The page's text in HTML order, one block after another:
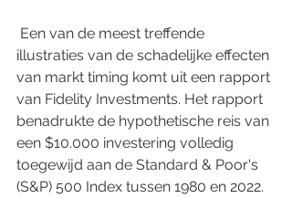
illustraties van de schadelijke effecten
van markt timing komt uit een rapport
van Fidelity Investments. Het rapport
benadrukte de hypothetische reis van
een $10.000 investering volledig
toegewijd aan de Standard & Poor's
(S&P) 500 Index tussen 1980 en 2022.